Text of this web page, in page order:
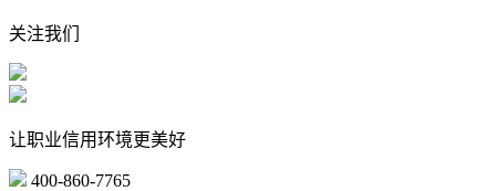
关注我们
让职业信用环境更美好
400-860-7765